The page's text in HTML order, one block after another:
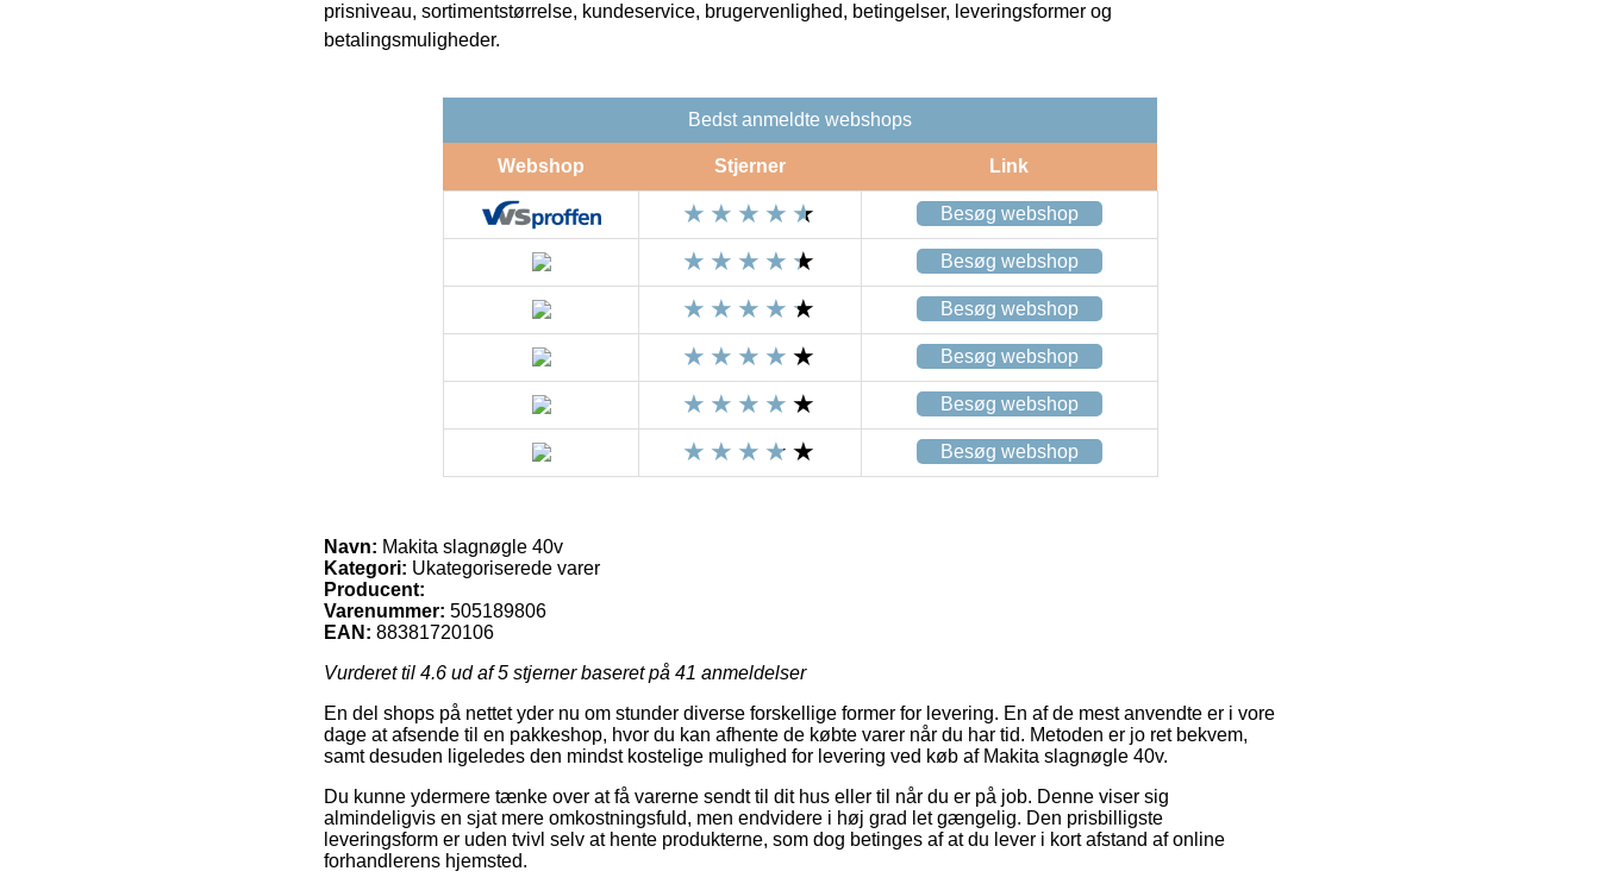
prisniveau, sortimentstørrelse, kundeservice, brugervenlighed, betingelser, leveringsformer og
betalingsmuligheder.
Bedst anmeldte webshops
Webshop Stjerner Link
Besøg webshop
Besøg webshop
Besøg webshop
Besøg webshop
Besøg webshop
Besøg webshop
Navn: Makita slagnøgle 40v
Kategori: Ukategoriserede varer
Producent:
Varenummer: 505189806
EAN: 88381720106
Vurderet til 4.6 ud af 5 stjerner baseret på 41 anmeldelser
En del shops på nettet yder nu om stunder diverse forskellige former for levering. En af de mest anvendte er i vore
dage at afsende til en pakkeshop, hvor du kan afhente de købte varer når du har tid. Metoden er jo ret bekvem,
samt desuden ligeledes den mindst kostelige mulighed for levering ved køb af Makita slagnøgle 40v.
Du kunne ydermere tænke over at få varerne sendt til dit hus eller til når du er på job. Denne viser sig
almindeligvis en sjat mere omkostningsfuld, men endvidere i høj grad let gængelig. Den prisbilligste
leveringsform er uden tvivl selv at hente produkterne, som dog betinges af at du lever i kort afstand af online
forhandlerens hjemsted.